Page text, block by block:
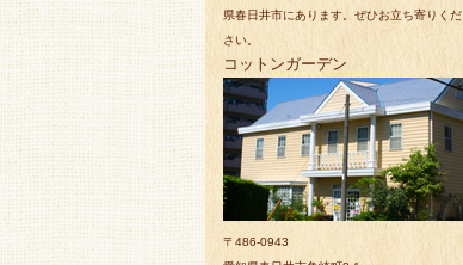
県春日井市にあります。ぜひお立ち寄りくだ
さい。
コットンガーデン
〒486-0943